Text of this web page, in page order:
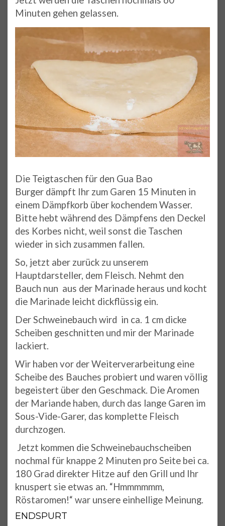
Minuten gehen gelassen.
Die Teigtaschen für den Gua Bao
Burger dämpft Ihr zum Garen 15 Minuten in
einem Dämpfkorb über kochendem Wasser.
Bitte hebt während des Dämpfens den Deckel
des Korbes nicht, weil sonst die Taschen
wieder in sich zusammen fallen.
So, jetzt aber zurück zu unserem
Hauptdarsteller, dem Fleisch. Nehmt den
Bauch nun aus der Marinade heraus und kocht
die Marinade leicht dickflüssig ein.
Der Schweinebauch wird in ca. 1 cm dicke
Scheiben geschnitten und mir der Marinade
lackiert.
Wir haben vor der Weiterverarbeitung eine
Scheibe des Bauches probiert und waren völlig
begeistert über den Geschmack. Die Aromen
der Mariande haben, durch das lange Garen im
Sous-Vide-Garer, das komplette Fleisch
durchzogen.
Jetzt kommen die Schweinebauchscheiben
nochmal für knappe 2 Minuten pro Seite bei ca.
180 Grad direkter Hitze auf den Grill und Ihr
knuspert sie etwas an. “Hmmmmmm,
Röstaromen!“ war unsere einhellige Meinung.
ENDSPURT